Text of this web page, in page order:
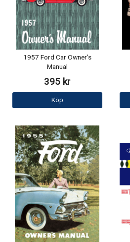
1957 Ford Car Owner's
Manual
395 kr
Köp